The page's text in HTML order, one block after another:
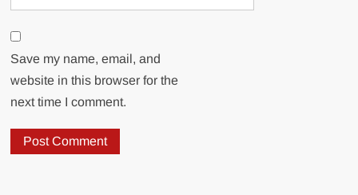
Save my name, email, and
website in this browser for the
next time I comment.